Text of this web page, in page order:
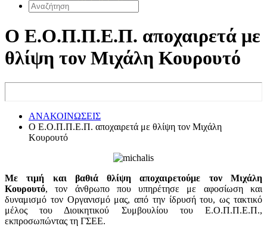
Ο Ε.Ο.Π.Π.Ε.Π. αποχαιρετά με
θλίψη τον Μιχάλη Κουρουτό
ΑΝΑΚΟΙΝΩΣΕΙΣ
Ο Ε.Ο.Π.Π.Ε.Π. αποχαιρετά με θλίψη τον Μιχάλη
Κουρουτό
Mε τιμή και βαθιά θλίψη αποχαιρετούμε τον Μιχάλη
Κουρουτό, τον άνθρωπο που υπηρέτησε με αφοσίωση και
δυναμισμό τον Οργανισμό μας, από την ίδρυσή του, ως τακτικό
μέλος του Διοικητικού Συμβουλίου του Ε.Ο.Π.Π.Ε.Π.,
εκπροσωπώντας τη ΓΣΕΕ.